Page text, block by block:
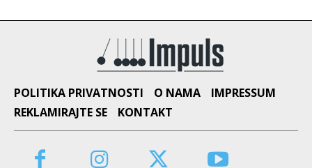
POLITIKA PRIVATNOSTI O NAMA
IMPRESSUM
REKLAMIRAJTE SE
KONTAKT